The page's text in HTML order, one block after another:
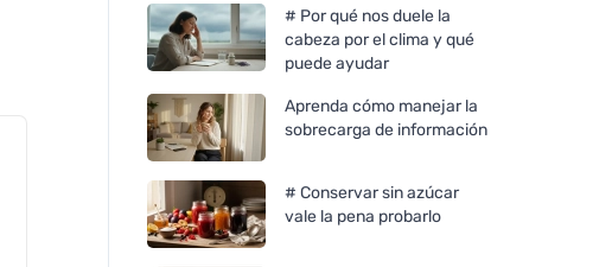
# Por qué nos duele la
cabeza por el clima y qué
puede ayudar
Aprenda cómo manejar la
sobrecarga de información
# Conservar sin azúcar
vale la pena probarlo